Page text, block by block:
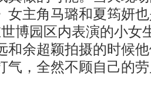
女主角马璐和夏筠妍
博园区内表演的小女
和余超颖拍摄的时候
气，全然不顾自己的